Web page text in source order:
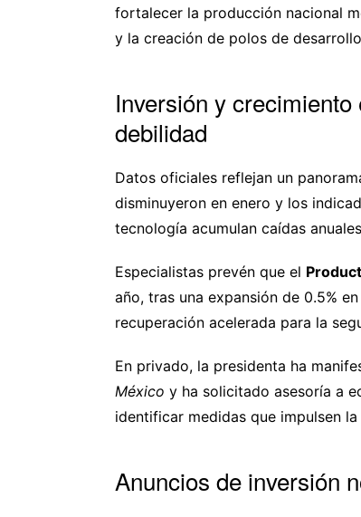
fortalecer la producción nacional
y la creación de polos de
Inversión y
debilidad
Datos oficiales reflejan un
disminuyeron en enero y los
tecnología acumulan caídas
Especialistas prevén que el
año, tras una expansión de 0.5%
recuperación acelerada para la
En privado, la presidenta ha
México y ha solicitado asesoría a
identificar medidas que impulsen la
Anuncios de inversión